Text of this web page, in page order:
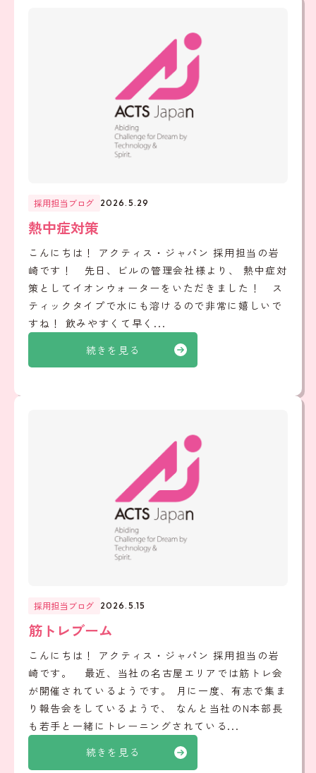
続きを見る
採用担当ブログ 2026.5.29
熱中症対策
こんにちは！ アクティス・ジャパン 採用担当の岩
崎です！ 先日、ビルの管理会社様より、 熱中症対
策としてイオンウォーターをいただきました！ ス
ティックタイプで水にも溶けるので非常に嬉しいで
すね！ 飲みやすくて早く...
続きを見る
採用担当ブログ 2026.5.15
筋トレブーム
こんにちは！ アクティス・ジャパン 採用担当の岩
崎です。 最近、当社の名古屋エリアでは筋トレ会
が開催されているようです。 月に一度、有志で集ま
り報告会をしているようで、 なんと当社のN本部長
も若手と一緒にトレーニングされている...